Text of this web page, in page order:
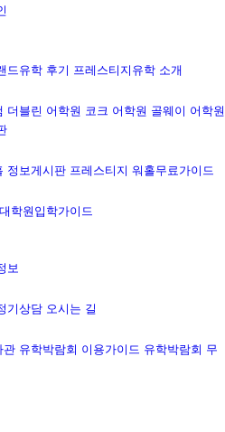
드유학 후기 프레스티지유학 소개
더블린 어학원 코크 어학원 골웨이 어학원
정보게시판 프레스티지 워홀무료가이드
대학원입학가이드
보
기상담 오시는 길
관 유학박람회 이용가이드 유학박람회 무